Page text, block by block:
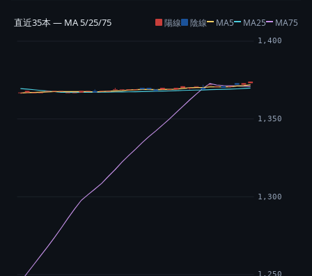
直近35本 — MA 5/25/75 陽線 陰線 MA5 MA25 MA75
1,250
1,300
1,350
1,400